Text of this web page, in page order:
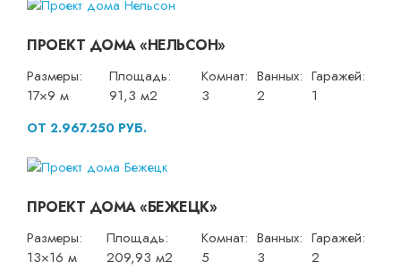
ПРОЕКТ ДОМА «НЕЛЬСОН»
Размеры:
17×9 м
Площадь:
91,3 м2
Комнат:
3
Ванных:
2
Гаражей:
1
ОТ 2.967.250 РУБ.
ПРОЕКТ ДОМА «БЕЖЕЦК»
Размеры:
13×16 м
Площадь:
209,93 м2
Комнат:
5
Ванных:
3
Гаражей:
2